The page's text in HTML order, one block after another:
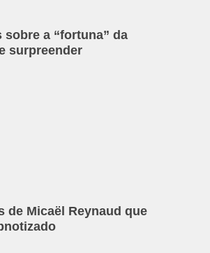
sobre a “fortuna” da
surpreender
de Micaël Reynaud que